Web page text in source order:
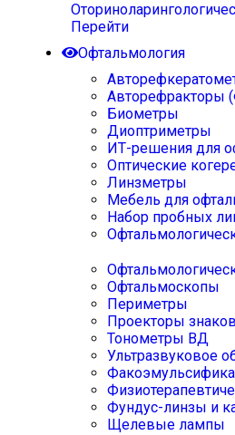
Перейти
Офтальмология
Авторефракторы
Биометры
Диоптриметры
ИТ-решения для
Оптические
Линзметры
Мебель для
Набор пробных
Офтальмоскопы
Периметры
Проекторы знаков
Тонометры ВД
Ультразвуковое
Фундус-линзы и
Щелевые лампы